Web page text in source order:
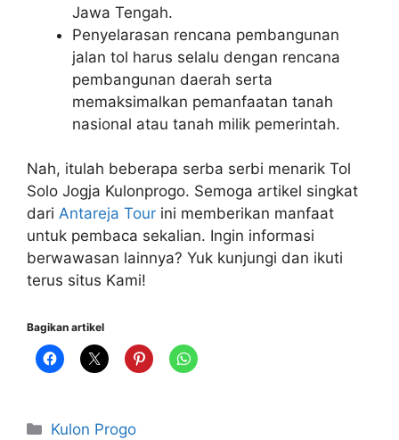
Jawa Tengah.
Penyelarasan rencana pembangunan
jalan tol harus selalu dengan rencana
pembangunan daerah serta
memaksimalkan pemanfaatan tanah
nasional atau tanah milik pemerintah.
Nah, itulah beberapa serba serbi menarik Tol
Solo Jogja Kulonprogo. Semoga artikel singkat
dari Antareja Tour ini memberikan manfaat
untuk pembaca sekalian. Ingin informasi
berwawasan lainnya? Yuk kunjungi dan ikuti
terus situs Kami!
Bagikan artikel
Kulon Progo